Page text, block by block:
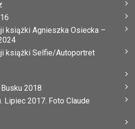
książki Agnieszka Osiecka –
książki Selfie/Autoportret
Busku 2018
Lipiec 2017. Foto Claude